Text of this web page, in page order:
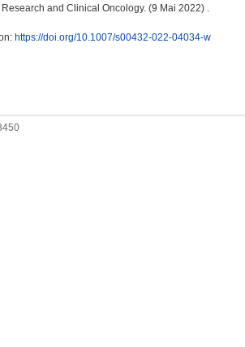
and Clinical Oncology. (9 Mai 2022) .
https://doi.org/10.1007/s00432-022-04034-w